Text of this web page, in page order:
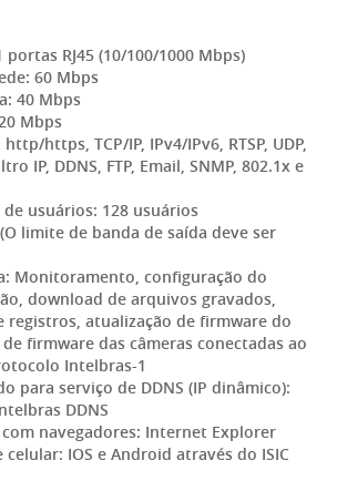
RJ45 (10/100/1000 Mbps)
60 Mbps
40 Mbps
Mbps
https, TCP/IP, IPv4/IPv6, RTSP, UDP,
IP, DDNS, FTP, Email, SNMP, 802.1x e
usuários: 128 usuários
limite de banda de saída deve ser
Monitoramento, configuração do
download de arquivos gravados,
registros, atualização de firmware do
firmware das câmeras conectadas ao
Intelbras-1
para serviço de DDNS (IP dinâmico):
DDNS
navegadores: Internet Explorer
celular: IOS e Android através do ISIC